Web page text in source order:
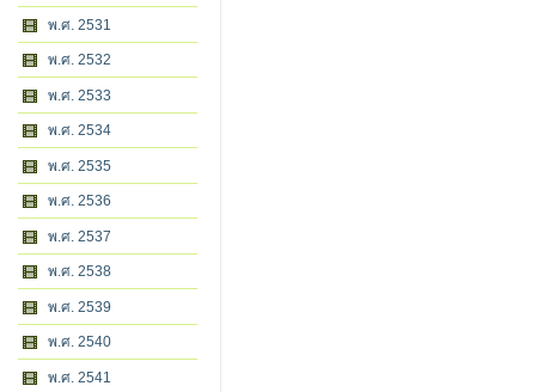
พ.ศ. 2531
พ.ศ. 2532
พ.ศ. 2533
พ.ศ. 2534
พ.ศ. 2535
พ.ศ. 2536
พ.ศ. 2537
พ.ศ. 2538
พ.ศ. 2539
พ.ศ. 2540
พ.ศ. 2541